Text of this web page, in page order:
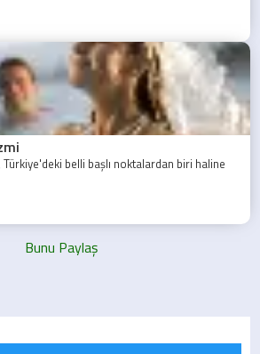
belli başlı noktalardan biri haline